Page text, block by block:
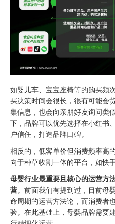
如婴儿车、宝宝座椅等的购买频
买决策时间会很长，很有可能会
集信息，也会向亲朋好友询问类
下，品牌可以优先选择在小红书
户信任，打造品牌口碑。
相反的，低客单价但消费频率高
向于种草收割一体的平台，如快手
母婴行业最重要且核心的运营方
营。前面我们有提到过，目前母
命周期的运营方法论，而消费者
验。在此基础上，母婴品牌需要